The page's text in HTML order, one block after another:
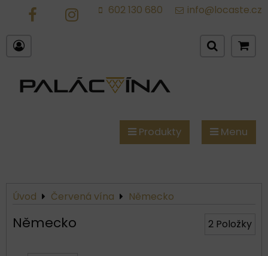
IG
602 130 680 info@locaste.cz
Produkty Menu
Úvod Červená vína Německo
Německo 2 Položky